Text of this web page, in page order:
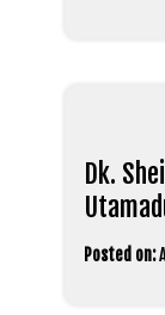
Dk.
Posted on: